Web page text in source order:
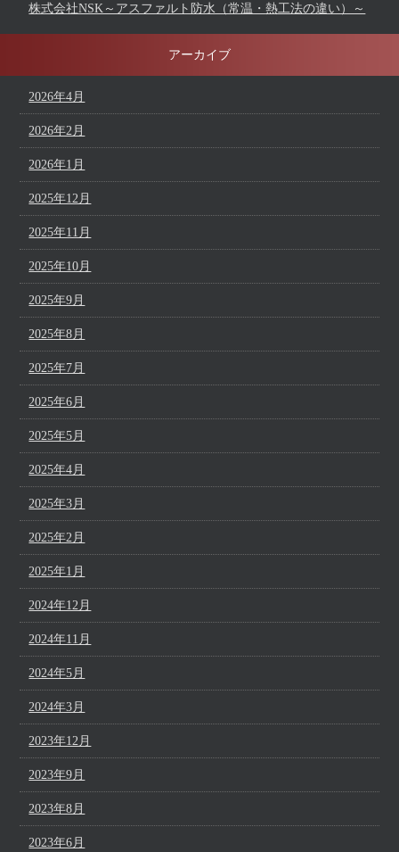
株式会社NSK～アスファルト防水（常温・熱工法の違い）～
アーカイブ
2026年4月
2026年2月
2026年1月
2025年12月
2025年11月
2025年10月
2025年9月
2025年8月
2025年7月
2025年6月
2025年5月
2025年4月
2025年3月
2025年2月
2025年1月
2024年12月
2024年11月
2024年5月
2024年3月
2023年12月
2023年9月
2023年8月
2023年6月